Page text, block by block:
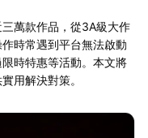
萬款作品，從3A級大作
時常遇到平台無法啟動
時特惠等活動。本文將
用解決對策。